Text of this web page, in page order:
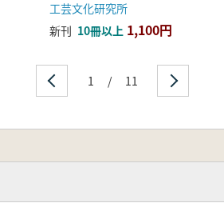
工芸文化研究所
新刊 10冊以上 1,100円
1 / 11